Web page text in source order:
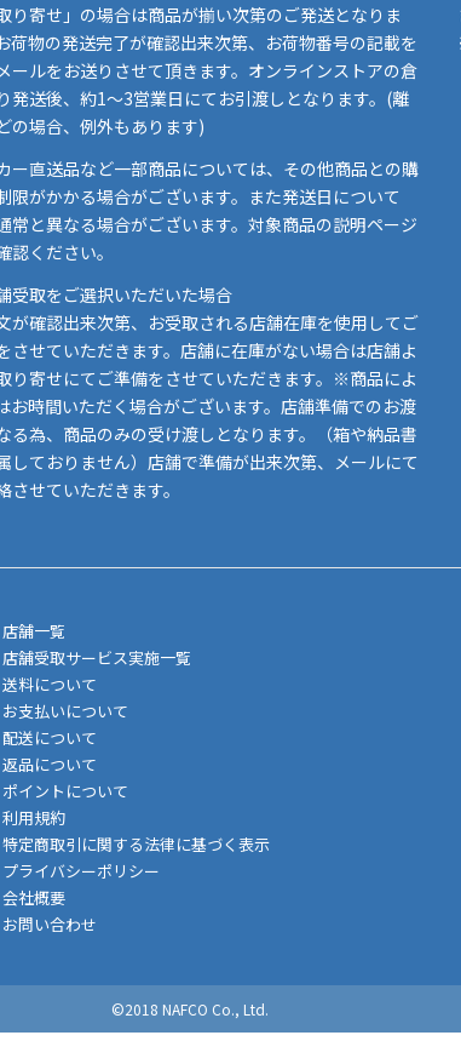
取り寄せ」の場合は商品が揃い次第のご発送となりま
荷物の発送完了が確認出来次第、お荷物番号の記載を
ールをお送りさせて頂きます。オンラインストアの倉
発送後、約1～3営業日にてお引渡しとなります。(離
の場合、例外もあります)
ー直送品など一部商品については、その他商品との購
限がかかる場合がございます。また発送日について
常と異なる場合がございます。対象商品の説明ページ
認ください。
受取をご選択いただいた場合
が確認出来次第、お受取される店舗在庫を使用してご
させていただきます。店舗に在庫がない場合は店舗よ
り寄せにてご準備をさせていただきます。※商品によ
お時間いただく場合がございます。店舗準備でのお渡
る為、商品のみの受け渡しとなります。（箱や納品書
しておりません）店舗で準備が出来次第、メールにて
させていただきます。
店舗一覧
店舗受取サービス実施一覧
送料について
お支払いについて
配送について
返品について
ポイントについて
利用規約
特定商取引に関する法律に基づく表示
プライバシーポリシー
会社概要
お問い合わせ
©2018 NAFCO Co., Ltd.